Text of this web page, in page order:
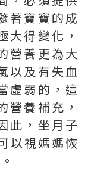
著寶寶的成
大得變化，
營養更為大
以及有失血
虛弱的，這
營養補充，
此，坐月子
以視媽媽恢